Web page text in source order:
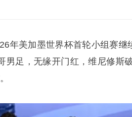
年美加墨世界杯首轮小组赛继
男足，无缘开门红，维尼修斯